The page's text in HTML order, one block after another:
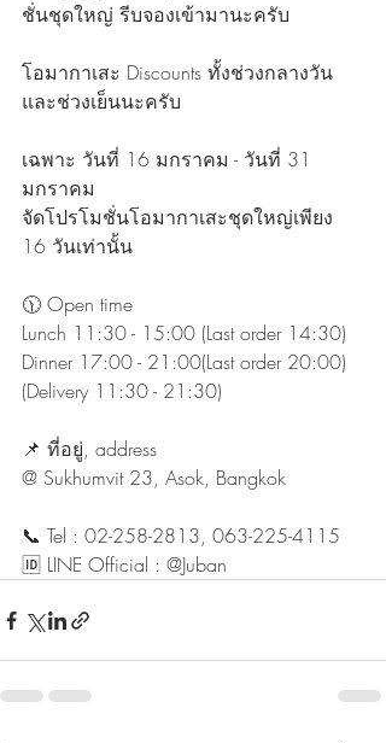
ชั่นชุดใหญ่ รีบจองเข้ามานะครับ
โอมากาเสะ Discounts ทั้งช่วงกลางวัน
และช่วงเย็นนะครับ
เฉพาะ วันที่ 16 มกราคม - วันที่ 31
มกราคม
จัดโปรโมชั่นโอมากาเสะชุดใหญ่เพียง
16 วันเท่านั้น
🕦 Open time
Lunch 11:30 - 15:00 (Last order 14:30)
Dinner 17:00 - 21:00(Last order 20:00)
(Delivery 11:30 - 21:30)
📌 ที่อยู่, address
@ Sukhumvit 23, Asok, Bangkok
📞 Tel : 02-258-2813, 063-225-4115
🆔 LINE Official : @Juban